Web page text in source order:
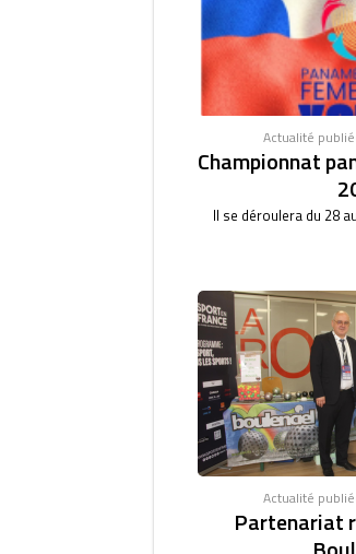
Actualité
Championnat
Il se déroulera du 28
Actualité
Partenariat